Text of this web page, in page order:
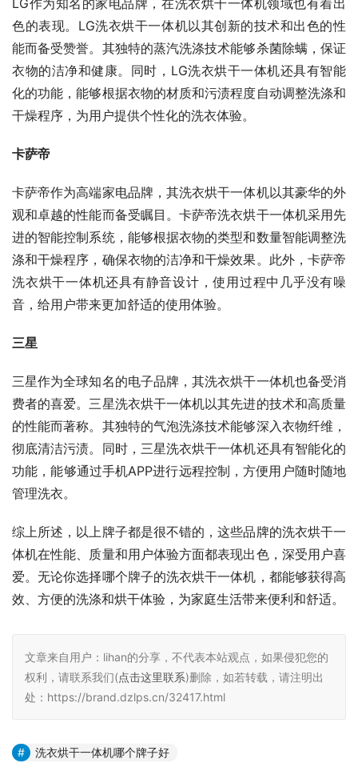
LG作为知名的家电品牌，在洗衣烘干一体机领域也有着出
色的表现。LG洗衣烘干一体机以其创新的技术和出色的性
能而备受赞誉。其独特的蒸汽洗涤技术能够杀菌除螨，保证
衣物的洁净和健康。同时，LG洗衣烘干一体机还具有智能
化的功能，能够根据衣物的材质和污渍程度自动调整洗涤和
干燥程序，为用户提供个性化的洗衣体验。
卡萨帝
卡萨帝作为高端家电品牌，其洗衣烘干一体机以其豪华的外
观和卓越的性能而备受瞩目。卡萨帝洗衣烘干一体机采用先
进的智能控制系统，能够根据衣物的类型和数量智能调整洗
涤和干燥程序，确保衣物的洁净和干燥效果。此外，卡萨帝
洗衣烘干一体机还具有静音设计，使用过程中几乎没有噪
音，给用户带来更加舒适的使用体验。
三星
三星作为全球知名的电子品牌，其洗衣烘干一体机也备受消
费者的喜爱。三星洗衣烘干一体机以其先进的技术和高质量
的性能而著称。其独特的气泡洗涤技术能够深入衣物纤维，
彻底清洁污渍。同时，三星洗衣烘干一体机还具有智能化的
功能，能够通过手机APP进行远程控制，方便用户随时随地
管理洗衣。
综上所述，以上牌子都是很不错的，这些品牌的洗衣烘干一
体机在性能、质量和用户体验方面都表现出色，深受用户喜
爱。无论你选择哪个牌子的洗衣烘干一体机，都能够获得高
效、方便的洗涤和烘干体验，为家庭生活带来便利和舒适。
文章来自用户：lihan的分享，不代表本站观点，如果侵犯您的
权利，请联系我们(点击这里联系)删除，如若转载，请注明出
处：https://brand.dzlps.cn/32417.html
洗衣烘干一体机哪个牌子好